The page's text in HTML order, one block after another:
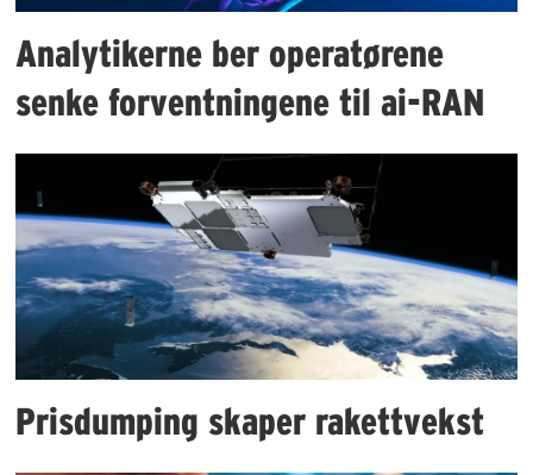
Analytikerne ber operatørene
senke forventningene til ai-RAN
Prisdumping skaper rakettvekst